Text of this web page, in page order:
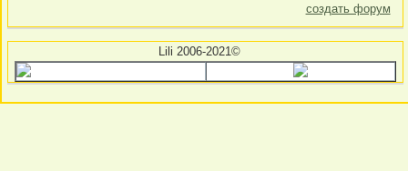
создать форум
Lili 2006-2021©